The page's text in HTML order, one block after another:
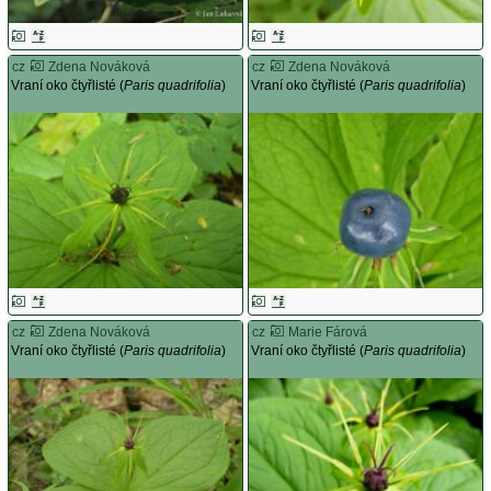
cz
Zdena Nováková
Vraní oko čtyřlisté (Paris quadrifolia)
cz
Zdena Nováková
Vraní oko čtyřlisté (Paris quadrifolia)
cz
Zdena Nováková
Vraní oko čtyřlisté (Paris quadrifolia)
cz
Marie Fárová
Vraní oko čtyřlisté (Paris quadrifolia)